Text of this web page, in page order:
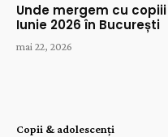
Unde mergem cu copiii
Iunie 2026 în București
mai 22, 2026
Copii & adolescenți